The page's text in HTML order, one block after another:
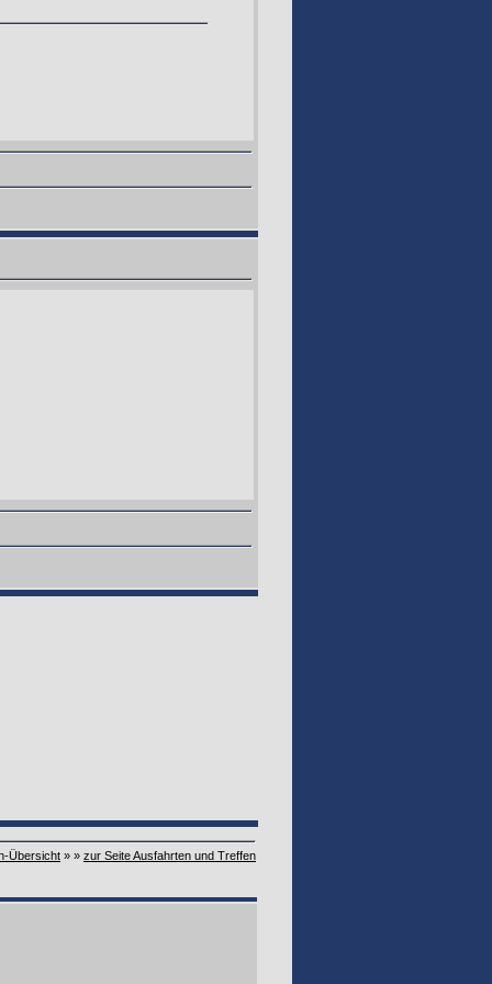
Übersicht » » zur Seite Ausfahrten und Treffen